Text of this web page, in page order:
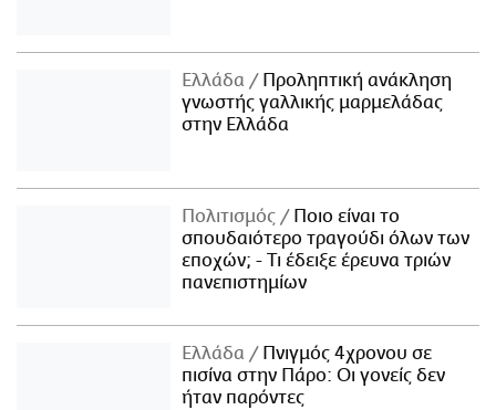
Ελλάδα
Προληπτική ανάκληση
γνωστής γαλλικής μαρμελάδας
στην Ελλάδα
Πολιτισμός
Ποιο είναι το
σπουδαιότερο τραγούδι όλων των
εποχών; - Τι έδειξε έρευνα τριών
πανεπιστημίων
Ελλάδα
Πνιγμός 4χρονου σε
πισίνα στην Πάρο: Οι γονείς δεν
ήταν παρόντες